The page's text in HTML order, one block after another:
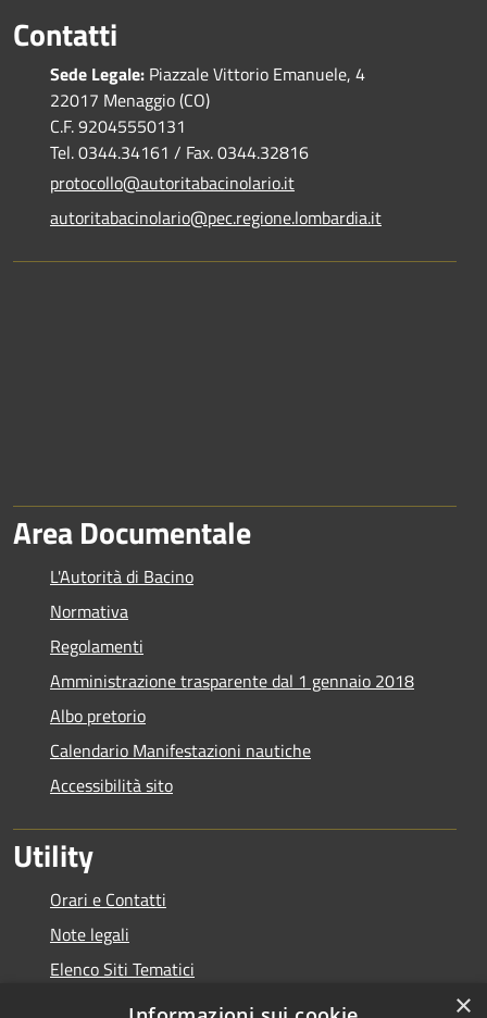
Contatti
Sede Legale: Piazzale Vittorio Emanuele, 4
22017 Menaggio (CO)
C.F. 92045550131
Tel. 0344.34161 / Fax. 0344.32816
protocollo@autoritabacinolario.it
autoritabacinolario@pec.regione.lombardia.it
Area Documentale
L'Autorità di Bacino
Normativa
Regolamenti
Amministrazione trasparente dal 1 gennaio 2018
Albo pretorio
Calendario Manifestazioni nautiche
Accessibilità sito
Utility
Orari e Contatti
Note legali
Elenco Siti Tematici
×